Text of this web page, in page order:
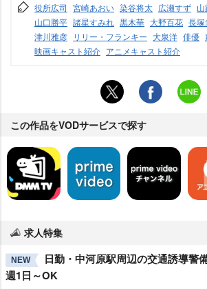
役所広司 宮崎あおい 染谷将太 広瀬すず
山口勝平 諸星すみれ 黒木華 大野百花 長塚
津川雅彦 リリー・フランキー 大泉洋 俳優
映画キャスト紹介 アニメキャスト紹介
この作品をVODサービスで探す
求人特集
NEW
日勤・中河原駅周辺の交通誘導警
週1日～OK